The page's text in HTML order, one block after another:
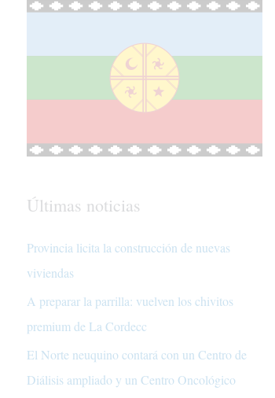
Últimas noticias
Provincia licita la construcción de nuevas
viviendas
A preparar la parrilla: vuelven los chivitos
premium de La Cordecc
El Norte neuquino contará con un Centro de
Diálisis ampliado y un Centro Oncológico